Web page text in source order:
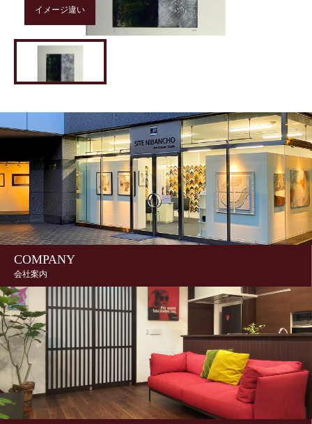
イメージ違い
COMPANY
会社案内